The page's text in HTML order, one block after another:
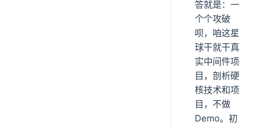
答就是：一
个个攻破
呗，咱这星
球干就干真
实中间件项
目，剖析硬
核技术和项
目，不做
Demo。初